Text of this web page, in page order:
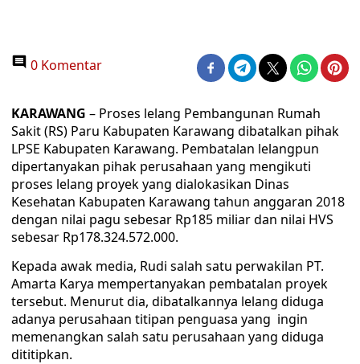
0 Komentar
KARAWANG – Proses lelang Pembangunan Rumah
Sakit (RS) Paru Kabupaten Karawang dibatalkan pihak
LPSE Kabupaten Karawang. Pembatalan lelangpun
dipertanyakan pihak perusahaan yang mengikuti
proses lelang proyek yang dialokasikan Dinas
Kesehatan Kabupaten Karawang tahun anggaran 2018
dengan nilai pagu sebesar Rp185 miliar dan nilai HVS
sebesar Rp178.324.572.000.
Kepada awak media, Rudi salah satu perwakilan PT.
Amarta Karya mempertanyakan pembatalan proyek
tersebut. Menurut dia, dibatalkannya lelang diduga
adanya perusahaan titipan penguasa yang ingin
memenangkan salah satu perusahaan yang diduga
dititipkan.